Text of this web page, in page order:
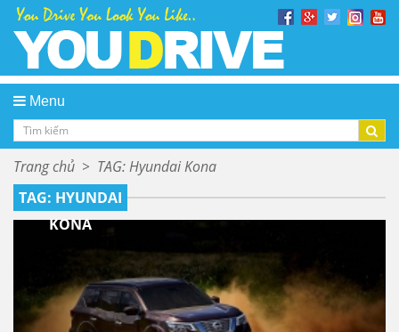
Menu
Trang chủ > TAG: Hyundai Kona
TAG: HYUNDAI
KONA